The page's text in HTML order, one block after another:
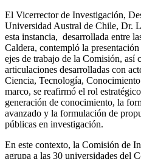
El Vicerrector de Investigación,
Universidad Austral de Chile, Dr.
esta instancia, desarrollada entre
Caldera, contempló la
ejes de trabajo de la Comisión, así
articulaciones desarrolladas con
Ciencia, Tecnología,
marco, se reafirmó el rol
generación de conocimiento, la
avanzado y la formulación de
públicas en investigación.
En este contexto, la Comisión de
agrupa a las 30 universidades del